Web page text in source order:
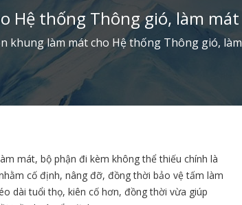
Hệ thống Thông gió, làm
khung làm mát cho Hệ thống Thông gió,
mát, bộ phận đi kèm không thể thiếu chính là
cố định, nâng đỡ, đồng thời bảo vệ tấm làm
dài tuổi thọ, kiên cố hơn, đồng thời vừa giúp